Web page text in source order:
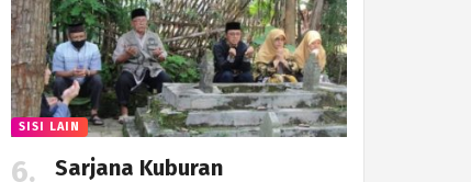
SISI LAIN
Sarjana Kuburan